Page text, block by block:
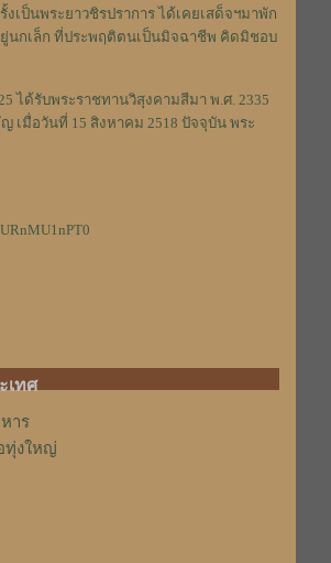
เป็นพระยาวชิรปราการ ได้เคยเสด็จฯมาพัก
นกเล็ก ที่ประพฤติตนเป็นมิจฉาชีพ คิดมิชอบ
ได้รับพระราชทานวิสุงคามสีมา พ.ศ. 2335
เมื่อวันที่ 15 สิงหาคม 2518 ปัจจุบัน พระ
เทศ
าร
ทุ่งใหญ่